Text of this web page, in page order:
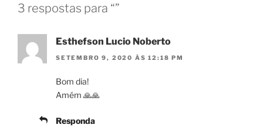
3 respostas para “”
Esthefson Lucio Noberto
SETEMBRO 9, 2020 ÀS 12:18 PM
Bom dia!
Amém 🙏🙏
Responda